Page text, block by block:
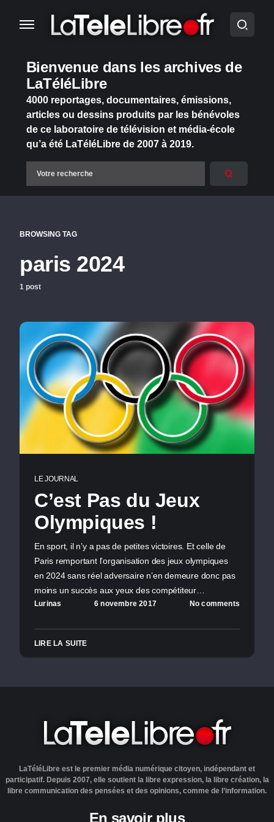
Bienvenue dans les archives de
LaTéléLibre
4000 reportages, documentaires, émissions,
articles ou dessins produits par les bénévoles
de ce laboratoire de télévision et média-école
qu’a été LaTéléLibre de 2007 à 2019.
BROWSING TAG
paris 2024
1 post
LE JOURNAL
C’est Pas du Jeux
Olympiques !
En sport, il n’y a pas de petites victoires. Et celle de
Paris remportant l’organisation des jeux olympiques
en 2024 sans réel adversaire n’en demeure donc pas
moins un succès aux yeux des compétiteur…
Lurinas 6 novembre 2017 No comments
LIRE LA SUITE
LaTéléLibre est le premier média numérique citoyen, indépendant et
participatif. Depuis 2007, elle soutient la libre expression, la libre création, la
libre communication des pensées et des opinions, comme de l’information.
En savoir plus